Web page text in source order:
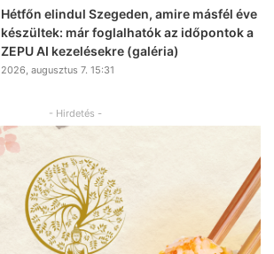
Hétfőn elindul Szegeden, amire másfél éve
készültek: már foglalhatók az időpontok a
ZEPU AI kezelésekre (galéria)
2026, augusztus 7. 15:31
- Hirdetés -